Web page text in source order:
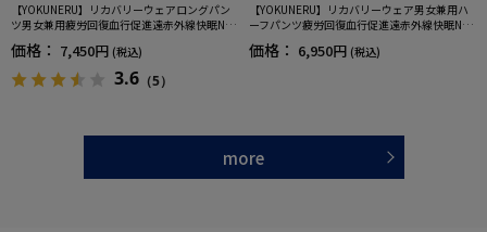
【YOKUNERU】リカバリーウェアロングパン
ツ男女兼用疲労回復血行促進遠赤外線快眠NA
NOMIX(R)【一般医療機器】SS～LLサイズ
価格： 7,450円 (税込)
3.6 （5）
【YOKUNERU】リカバリーウェア男女兼用ハ
ーフパンツ疲労回復血行促進遠赤外線快眠NA
NOMIX(R)【一般医療機器】SS～LLサイズ
価格： 6,950円 (税込)
more